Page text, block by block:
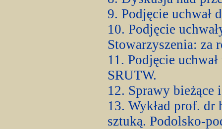
9. Podjęcie uchwał
10. Podjęcie
Stowarzyszenia: za
11. Podjęcie
SRUTW.
12. Sprawy
13. Wykład prof.
sztuką. Podolsko-